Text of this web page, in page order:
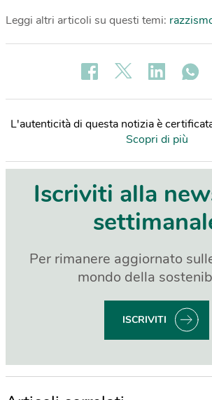
Leggi altri articoli su questi temi:
L'autenticità di questa notizia è
Scopri di più
Iscriviti alla
Per rimanere aggiornato
mondo della
ISCRIVITI